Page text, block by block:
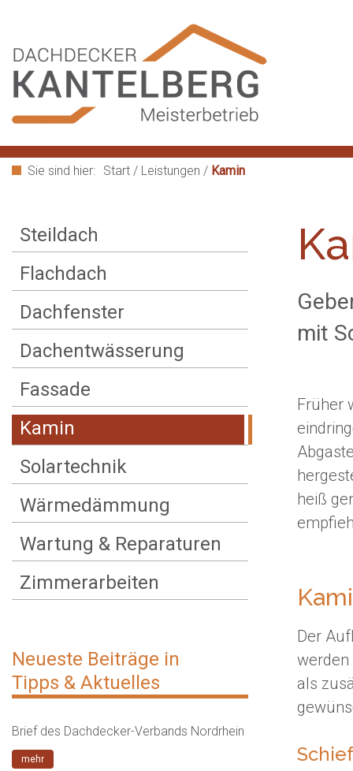
Sie sind hier: Start / Leistungen / Kamin
Steildach
Flachdach
Dachfenster
Dachentwässerung
Fassade
Kamin
Solartechnik
Wärmedämmung
Wartung & Reparaturen
Zimmerarbeiten
Neueste Beiträge in
Tipps & Aktuelles
Brief des Dachdecker-Verbands Nordrhein
mehr
mit
Früher
heiß
Der
werden
als